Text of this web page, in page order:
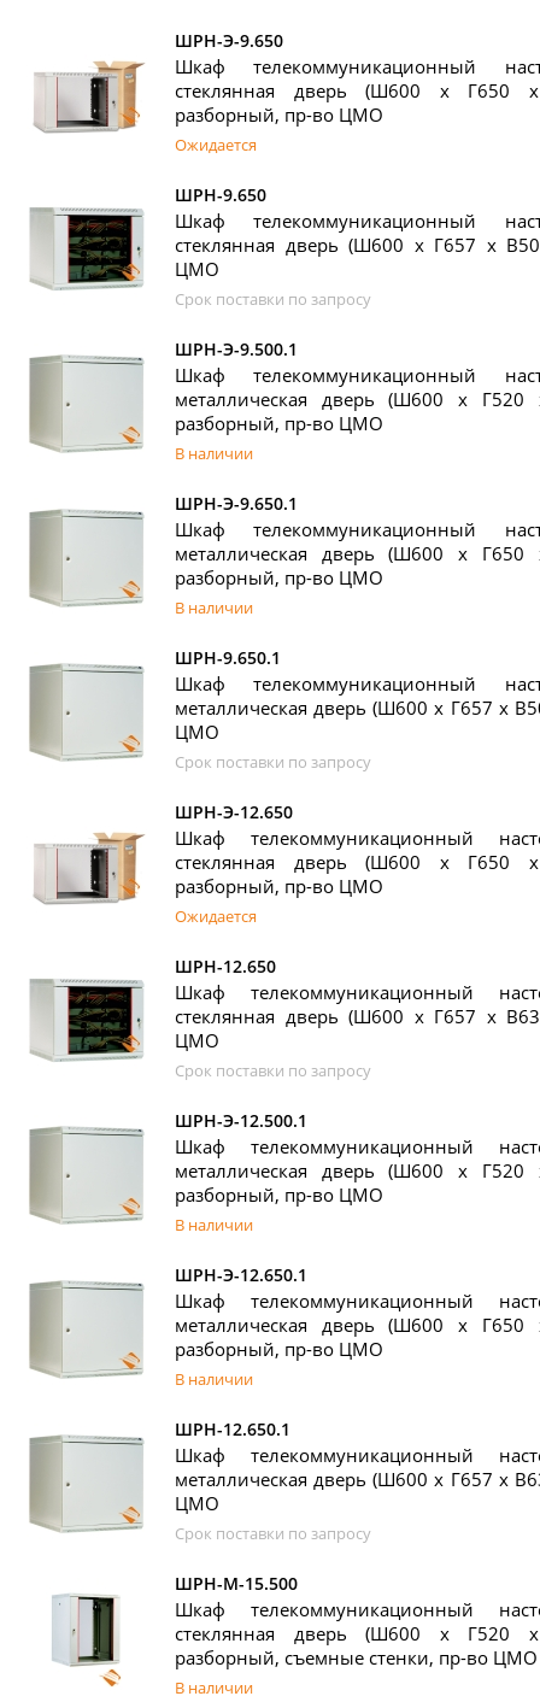
ШРН-Э-9.650
Шкаф телекоммуникационный
стеклянная дверь (Ш600 х Г650
разборный, пр-во ЦМО
Ожидается
ШРН-9.650
Шкаф телекоммуникационный
стеклянная дверь (Ш600 х Г657 х
ЦМО
Срок поставки по запросу
ШРН-Э-9.500.1
Шкаф телекоммуникационный
металлическая дверь (Ш600 х
разборный, пр-во ЦМО
В наличии
ШРН-Э-9.650.1
Шкаф телекоммуникационный
металлическая дверь (Ш600 х
разборный, пр-во ЦМО
В наличии
ШРН-9.650.1
Шкаф телекоммуникационный
металлическая дверь (Ш600 х Г657 х
ЦМО
Срок поставки по запросу
ШРН-Э-12.650
Шкаф телекоммуникационный
стеклянная дверь (Ш600 х Г650
разборный, пр-во ЦМО
Ожидается
ШРН-12.650
Шкаф телекоммуникационный
стеклянная дверь (Ш600 х Г657 х
ЦМО
Срок поставки по запросу
ШРН-Э-12.500.1
Шкаф телекоммуникационный
металлическая дверь (Ш600 х
разборный, пр-во ЦМО
В наличии
ШРН-Э-12.650.1
Шкаф телекоммуникационный
металлическая дверь (Ш600 х
разборный, пр-во ЦМО
В наличии
ШРН-12.650.1
Шкаф телекоммуникационный
металлическая дверь (Ш600 х Г657 х
ЦМО
Срок поставки по запросу
ШРН-М-15.500
Шкаф телекоммуникационный
стеклянная дверь (Ш600 х Г520
разборный, съемные стенки, пр-во ЦМО
В наличии